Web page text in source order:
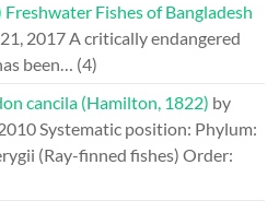
Fishes of Bangladesh
2017A critically endangered
been… (4)
cancila (Hamilton, 1822) by
Systematic position: Phylum:
(Ray-finned fishes) Order: